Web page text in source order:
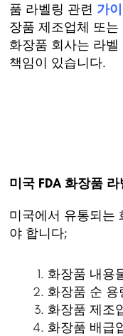
품 라벨링 관련 가
장품 제조업체 또
화장품 회사는 라
책임이 있습니다.
미국 FDA 화장품
미국에서 유통되는
야 합니다;
화장품 내용
화장품 순 용
화장품 제조
화장품 배급